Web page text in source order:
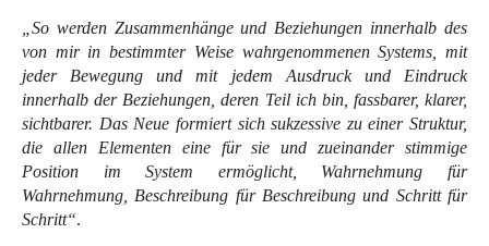
„So werden Zusammenhänge und Beziehungen innerhalb des
von mir in bestimmter Weise wahrgenommenen Systems, mit
jeder Bewegung und mit jedem Ausdruck und Eindruck
innerhalb der Beziehungen, deren Teil ich bin, fassbarer, klarer,
sichtbarer. Das Neue formiert sich sukzessive zu einer Struktur,
die allen Elementen eine für sie und zueinander stimmige
Position im System ermöglicht, Wahrnehmung für
Wahrnehmung, Beschreibung für Beschreibung und Schritt für
Schritt“.